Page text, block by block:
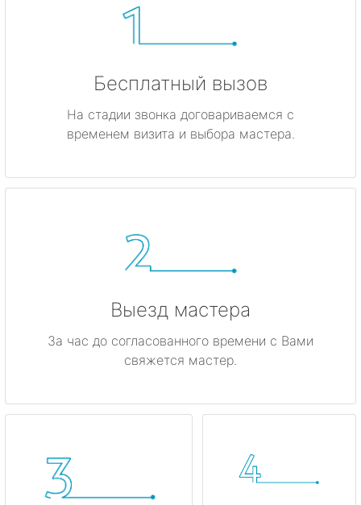
Бесплатный вызов
На стадии звонка договариваемся с
временем визита и выбора мастера.
Выезд мастера
За час до согласованного времени с Вами
свяжется мастер.